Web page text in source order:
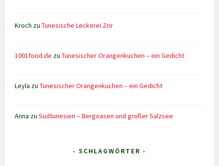
Kroch zuTunesische Leckerei Zrir
1001food.de zuTunesischer Orangenkuchen – ein Gedicht
Leyla zuTunesischer Orangenkuchen – ein Gedicht
Anna zuSüdtunesien – Bergoasen und großer Salzsee
- SCHLAGWÖRTER -